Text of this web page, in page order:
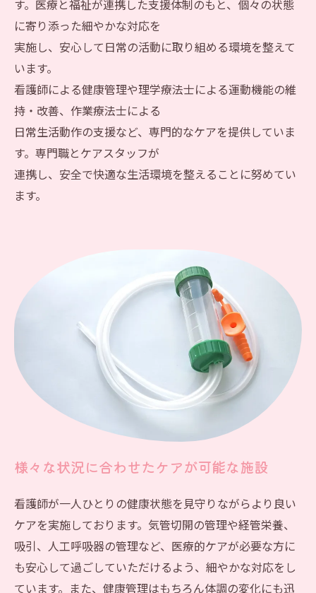
す。医療と福祉が連携した支援体制のもと、個々の状態
に寄り添った細やかな対応を
実施し、安心して日常の活動に取り組める環境を整えて
います。
看護師による健康管理や理学療法士による運動機能の維
持・改善、作業療法士による
日常生活動作の支援など、専門的なケアを提供していま
す。専門職とケアスタッフが
連携し、安全で快適な生活環境を整えることに努めてい
ます。
様々な状況に合わせたケアが可能な施設
看護師が一人ひとりの健康状態を見守りながらより良い
ケアを実施しております。気管切開の管理や経管栄養、
吸引、人工呼吸器の管理など、医療的ケアが必要な方に
も安心して過ごしていただけるよう、細やかな対応をし